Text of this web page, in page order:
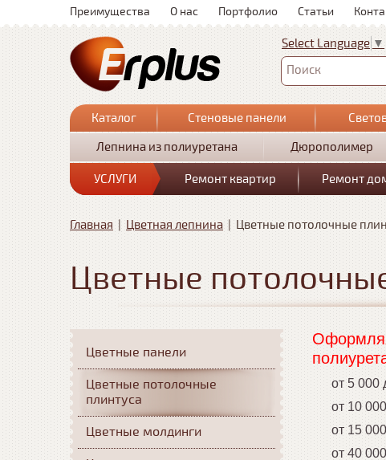
Преимущества О нас Портфолио Статьи
Select Language ▼
Поиск
Каталог Стеновые панели
Лепнина из полиуретана
Дюрополимер
УСЛУГИ Ремонт квартир Ремонт
Главная | Цветная лепнина | Цветные потолочные
Цветные
от 5 000
от 10 000
от 15 000
от 40 000
Цветные панели
Цветные потолочные
плинтуса
Цветные молдинги